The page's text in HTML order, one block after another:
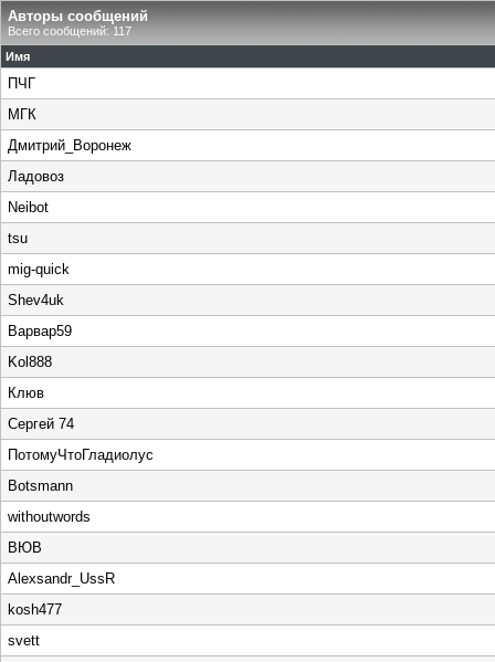
Авторы сообщений
Всего сообщений: 117
Имя
ПЧГ
МГК
Дмитрий_Воронеж
Ладовоз
Neibot
tsu
mig-quick
Shev4uk
Варвар59
Kol888
Клюв
Сергей 74
ПотомуЧтоГладиолус
Botsmann
withoutwords
ВЮВ
Alexsandr_UssR
kosh477
svett